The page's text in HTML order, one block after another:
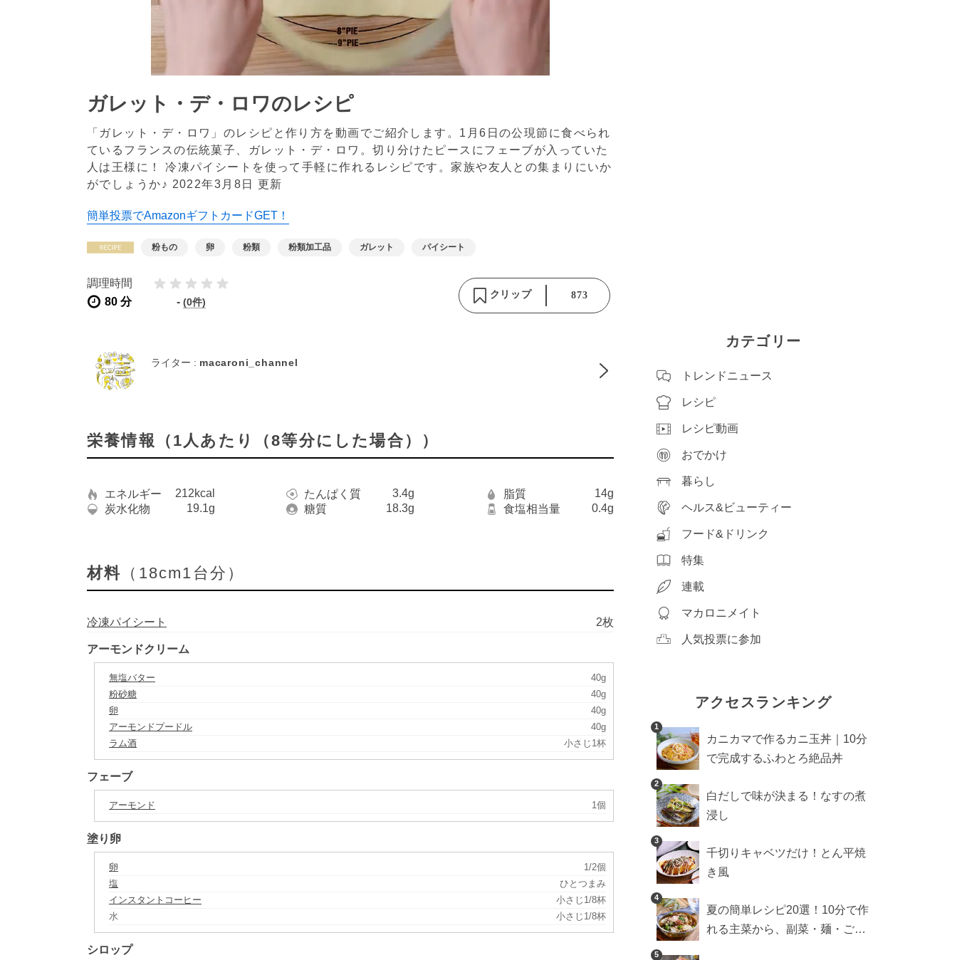
ガレット・デ・ロワのレシピ
「ガレット・デ・ロワ」のレシピと作り方を動画でご紹介します。1月6日の公現節に食べられ
ているフランスの伝統菓子、ガレット・デ・ロワ。切り分けたピースにフェーブが入っていた
人は王様に！ 冷凍パイシートを使って手軽に作れるレシピです。家族や友人との集まりにいか
がでしょうか♪ 2022年3月8日 更新
簡単投票でAmazonギフトカードGET！
粉もの 卵 粉類 粉類加工品 ガレット パイシート
調理時間
80 分
- (0件)
クリップ 873
ライター : macaroni_channel
栄養情報（1人あたり（8等分にした場合））
エネルギー 212kcal たんぱく質 3.4g 脂質
14g
炭水化物
19.1g 糖質 18.3g 食塩相当量 0.4g
材料 （18cm1台分）
冷凍パイシート 2枚
アーモンドクリーム
無塩バター
40g
粉砂糖
40g
卵
40g
アーモンドプードル
40g
ラム酒
小さじ1杯
フェーブ
アーモンド 1個
塗り卵
卵
1/2個
塩
ひとつまみ
インスタントコーヒー
小さじ1/8杯
水
小さじ1/8杯
シロップ
カテゴリー
トレンドニュース
レシピ
レシピ動画
おでかけ
暮らし
ヘルス&ビューティー
フード&ドリンク
特集
連載
マカロニメイト
人気投票に参加
アクセスランキング
1
カニカマで作るカニ玉丼｜10分
で完成するふわとろ絶品丼
2
白だしで味が決まる！なすの煮
浸し
3
千切りキャベツだけ！とん平焼
き風
4
夏の簡単レシピ20選！10分で作
れる主菜から、副菜・麺・ごは
5